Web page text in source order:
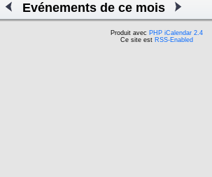
Evénements de ce mois
Produit avec PHP iCalendar 2.4
Ce site est RSS-Enabled